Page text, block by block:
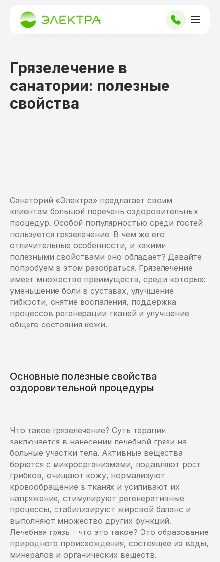
Грязелечение в
санатории: полезные
свойства
Санаторий «Электра» предлагает своим
клиентам большой перечень оздоровительных
процедур. Особой популярностью среди гостей
пользуется грязелечение. В чем же его
отличительные особенности, и какими
полезными свойствами оно обладает? Давайте
попробуем в этом разобраться. Грязелечение
имеет множество преимуществ, среди которых:
уменьшение боли в суставах, улучшение
гибкости, снятие воспаления, поддержка
процессов регенерации тканей и улучшение
общего состояния кожи.
Основные полезные свойства
оздоровительной процедуры
Что такое грязелечение? Суть терапии
заключается в нанесении лечебной грязи на
больные участки тела. Активные вещества
борются с микроорганизмами, подавляют рост
грибков, очищают кожу, нормализуют
кровообращение в тканях и усиливают их
напряжение, стимулируют регенеративные
процессы, стабилизируют жировой баланс и
выполняют множество других функций.
Лечебная грязь - что это такое? Это образование
природного происхождения, состоящее из воды,
минералов и органических веществ.